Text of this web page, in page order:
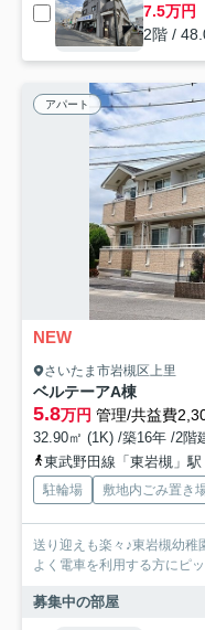
7.5万円
2階 /
アパート
NEW
さいたま市岩槻区上里
ベルテーアA棟
5.8万円 管理/共益費
32.90㎡ (1K) /築16年 /2階
東武野田線「東岩槻」
駐輪場 敷地内ごみ置き
送り迎えも楽々♪東岩槻幼稚
よく電車を利用する方にピ
募集中の部屋